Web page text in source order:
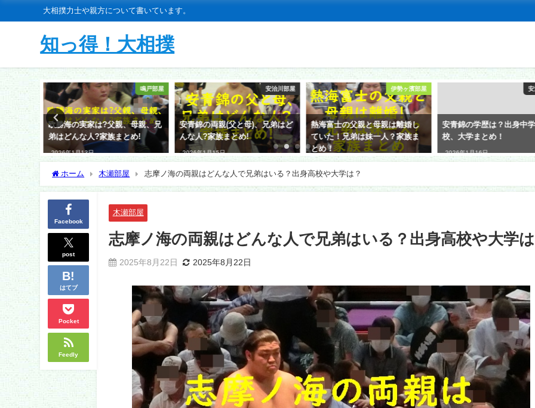
大相撲力士や親方について書いています。
知っ得！大相撲
鳴戸部屋
欧勝海の実家は?父親、母親、兄
弟はどんな人?家族まとめ!
2026年1月13日
安治川部屋
安青錦の両親(父と母)、兄弟はど
んな人?家族まとめ!
2026年1月15日
伊勢ヶ濱部屋
熱海富士の父親と母親は離婚し
ていた！兄弟は妹一人？家族ま
とめ！
安
安青錦の学歴は？出身中
校、大学まとめ！
2026年1月16日
ホーム 木瀬部屋 志摩ノ海の両親はどんな人で兄弟はいる？出身高校や大学は？
Facebook
post
はてブ
Pocket
Feedly
木瀬部屋
志摩ノ海の両親はどんな人で兄弟はいる？出身高校や大学
2025年8月22日 2025年8月22日